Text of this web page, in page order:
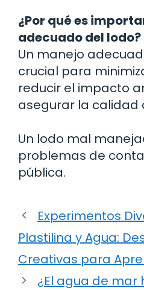
¿Por qué es
adecuado del lodo?
Un manejo
crucial para
reducir el impacto
asegurar la
Un lodo mal
problemas de
pública.
Experimentos
Plastilina y Agua:
Creativas para
¿El agua de mar